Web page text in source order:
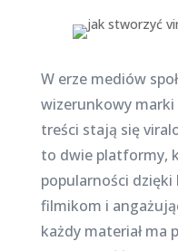
W erze mediów
wizerunkowy marki
treści stają się
to dwie platformy,
popularności
filmikom i
każdy materiał ma